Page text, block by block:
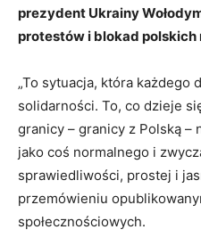
prezydent Ukrainy
protestów i blokad
„To sytuacja, która każdego
solidarności. To, co dzieje
granicy – granicy z Polską –
jako coś normalnego i
sprawiedliwości, prostej i
przemówieniu
społecznościowych.